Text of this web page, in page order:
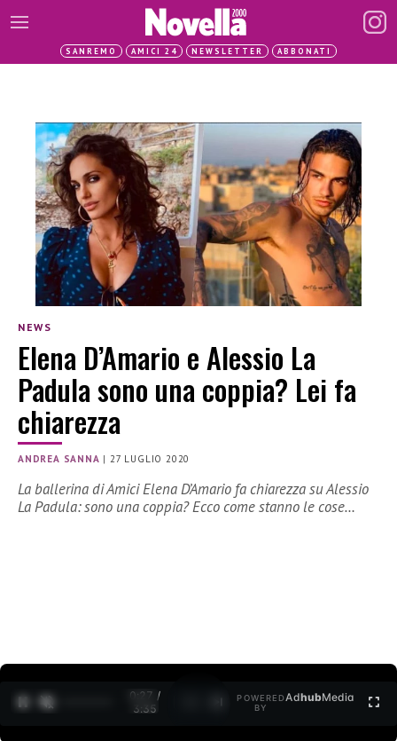
SANREMO AMICI 24 NEWSLETTER ABBONATI
NEWS
Elena D’Amario e Alessio La
Padula sono una coppia? Lei fa
chiarezza
ANDREA SANNA |27 LUGLIO 2020
La ballerina di Amici Elena D’Amario fa chiarezza su Alessio
La Padula: sono una coppia? Ecco come stanno le cose…
0:27 /
3:35
POWERED
BY
AdhubMedia